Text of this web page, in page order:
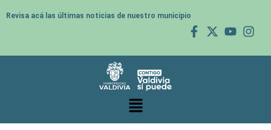
Revisa acá las últimas noticias de nuestro municipio